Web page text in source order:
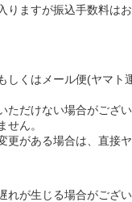
りますが振込手数料は
しくはメール便(ヤマト
ただけない場合がござ
ん。
更がある場合は、直接
れが生じる場合がござ